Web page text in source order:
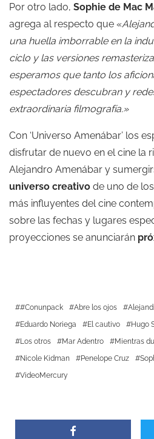
Por otro lado, Sophie de Mac
agrega al respecto que «
una huella imborrable en la
ciclo y las versiones
esperamos que tanto los
espectadores descubran y
extraordinaria filmografía.»
Con ‘Universo Amenábar’ los
disfrutar de nuevo en el cine la
Alejandro Amenábar y
universo creativo de uno de
más influyentes del cine
sobre las fechas y lugares
proyecciones se anunciarán
#Conunpack Abre los ojos
Eduardo Noriega
El cautivo Hugo
Los otros
Mar Adentro
Mientras
Nicole Kidman
Penelope Cruz
VideoMercury